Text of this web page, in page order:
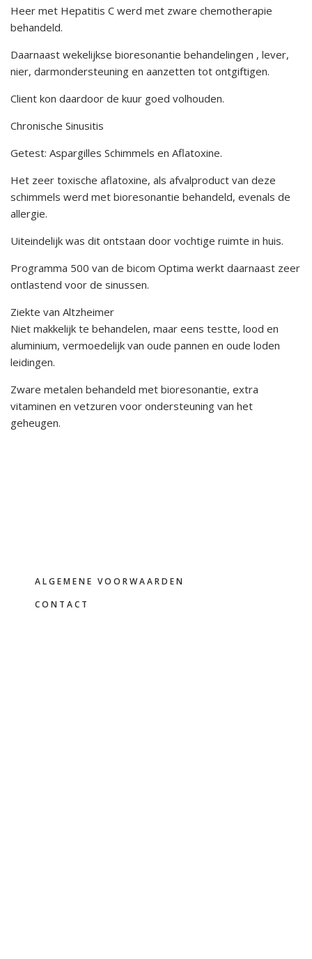
Heer met Hepatitis C werd met zware chemotherapie
behandeld.
Daarnaast wekelijkse bioresonantie behandelingen , lever,
nier, darmondersteuning en aanzetten tot ontgiftigen.
Client kon daardoor de kuur goed volhouden.
Chronische Sinusitis
Getest: Aspargilles Schimmels en Aflatoxine.
Het zeer toxische aflatoxine, als afvalproduct van deze
schimmels werd met bioresonantie behandeld, evenals de
allergie.
Uiteindelijk was dit ontstaan door vochtige ruimte in huis.
Programma 500 van de bicom Optima werkt daarnaast zeer
ontlastend voor de sinussen.
Ziekte van Altzheimer
Niet makkelijk te behandelen, maar eens testte, lood en
aluminium, vermoedelijk van oude pannen en oude loden
leidingen.
Zware metalen behandeld met bioresonantie, extra
vitaminen en vetzuren voor ondersteuning van het
geheugen.
FOOTER
ALGEMENE VOORWAARDEN
CONTACT